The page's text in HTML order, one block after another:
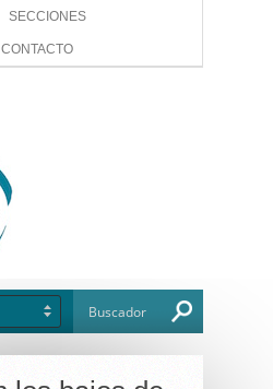
SECCIONES
CONTACTO